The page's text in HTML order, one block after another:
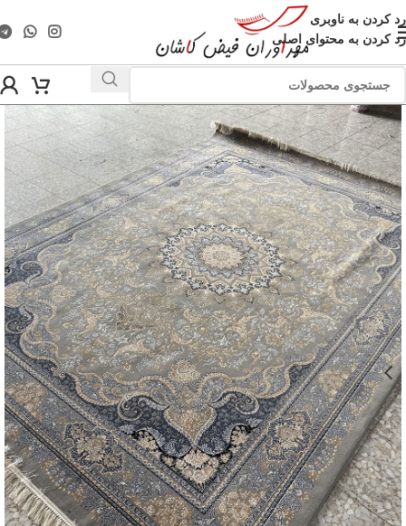
رد کردن به ناوبری
رد کردن به محتوای اصلی